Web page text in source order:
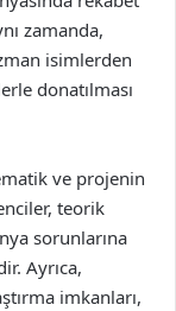
zamanda,
isimlerden
donatılması
ve projenin
teorik
sorunlarına
Ayrıca,
imkanları,